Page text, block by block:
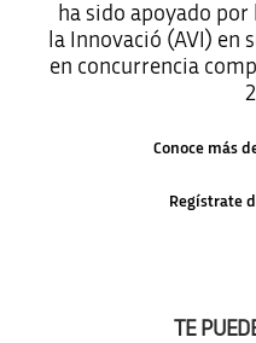
ha sido apoyado por
la Innovació (AVI) en
en concurrencia
Conoce más
Regístrate
TE